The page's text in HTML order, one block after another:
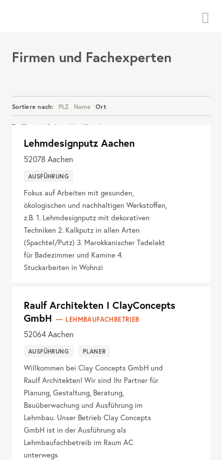
Firmen und Fachexperten
Sortiere nach: PLZ Name Ort
Treffer pro Seite: 20 40 alle
Details anzeigen
Lehmdesignputz Aachen
52078 Aachen
AUSFÜHRUNG
Fokus auf Arbeiten mit gesunden,
ökologischen und nachhaltigen Werkstoffen,
z.B. 1. Lehmdesignputz mit dekorativen
Techniken 2. Kalkputz in allen Arten
(Spachtel/Putz) 3. Marokkanischer Tadelakt
für Badezimmer und Kamine 4.
Stuckarbeiten in Wohnzi
Raulf Architekten I ClayConcepts
GmbH
LEHMBAUFACHBETRIEB
52064Aachen
AUSFÜHRUNG PLANER
Willkommen bei Clay Concepts GmbH und
Raulf Architekten! Wir sind Ihr Partner für
Planung, Gestaltung, Beratung,
Bauüberwachung und Ausführung im
Lehmbau. Unser Betrieb Clay Concepts
GmbH ist in der Ausführung als
Lehmbaufachbetreib im Raum AC
unterwegs